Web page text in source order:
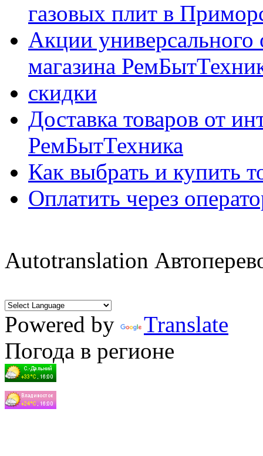
газовых плит в
Акции универсального
магазина
скидки
Доставка товаров от
РемБытТехника
Как выбрать и купить
Оплатить через
Autotranslation
Powered by
Translate
Погода в регионе